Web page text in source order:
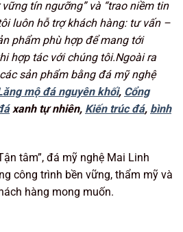
vững tín ngưỡng” và “trao niềm tin
luôn hỗ trợ khách hàng: tư vấn –
phẩm phù hợp để mang tới
hợp tác với chúng tôi.Ngoài ra
sản phẩm bằng đá mỹ nghệ
mộ đá nguyên khối, Cổng
xanh tự nhiên, Kiến trúc đá, bình
tâm”, đá mỹ nghệ Mai Linh
công trình bền vững, thẩm mỹ và
hàng mong muốn.